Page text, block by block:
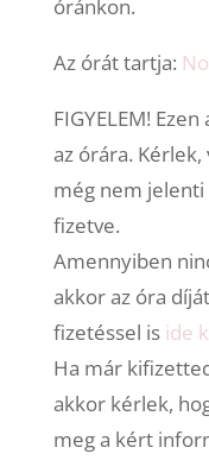
óránkon.
Az órát tartja:
FIGYELEM!
az órára.
még nem jelenti
fizetve.
Amennyiben
akkor az óra
fizetéssel is ide
Ha már
akkor kérlek,
meg a kért